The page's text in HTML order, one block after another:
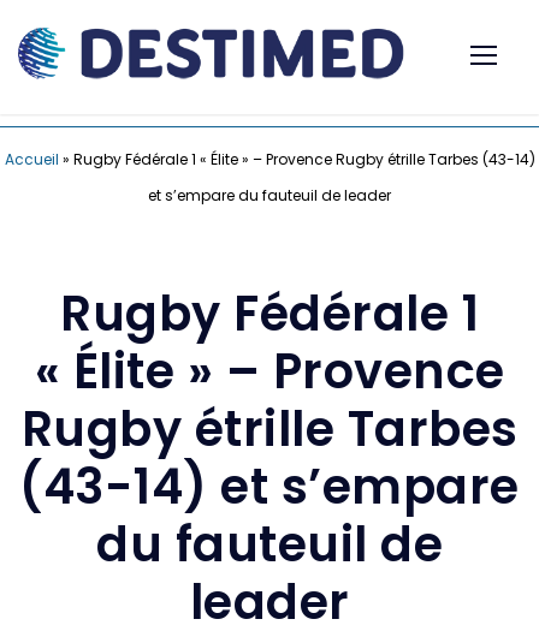
Accueil » Rugby Fédérale 1 « Élite » – Provence Rugby étrille Tarbes (43-14)
et s’empare du fauteuil de leader
Rugby Fédérale 1
« Élite » – Provence
Rugby étrille Tarbes
(43-14) et s’empare
du fauteuil de
leader